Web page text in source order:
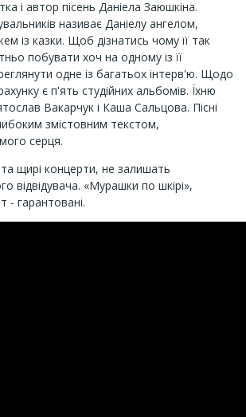
і автор пісень Даніела Заюшкіна.
називає Даніелу ангелом,
із казки. Щоб дізнатись чому її так
побувати хоч на одному із її
одне із багатьох інтерв'ю. Щодо
є п'ять студійних альбомів. Їхню
Вакарчук і Каша Сальцова. Пісні
змістовним текстом,
серця.
щирі концерти, не залишать
відвідувача. «Мурашки по шкірі»,
- гарантовані.